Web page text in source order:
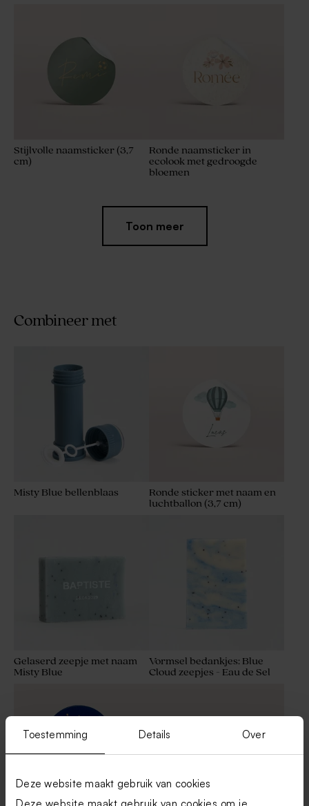
Toestemming Details Over
Deze website maakt gebruik van cookies
Deze website maakt gebruik van cookies om je
Stijlvolle naamsticker (3,7
cm)
Ronde naamsticker in
ecolook met gedroogde
bloemen
naam (3,7 cm)
(3,7 cm)
Toon meer
Combineer met
Misty Blue bellenblaas
Ronde sticker met naam en
luchtballon (3,7 cm)
Gelaserd zeepje met naam
Misty Blue
Vormsel bedankjes: Blue
Cloud zeepjes - Eau de Sel